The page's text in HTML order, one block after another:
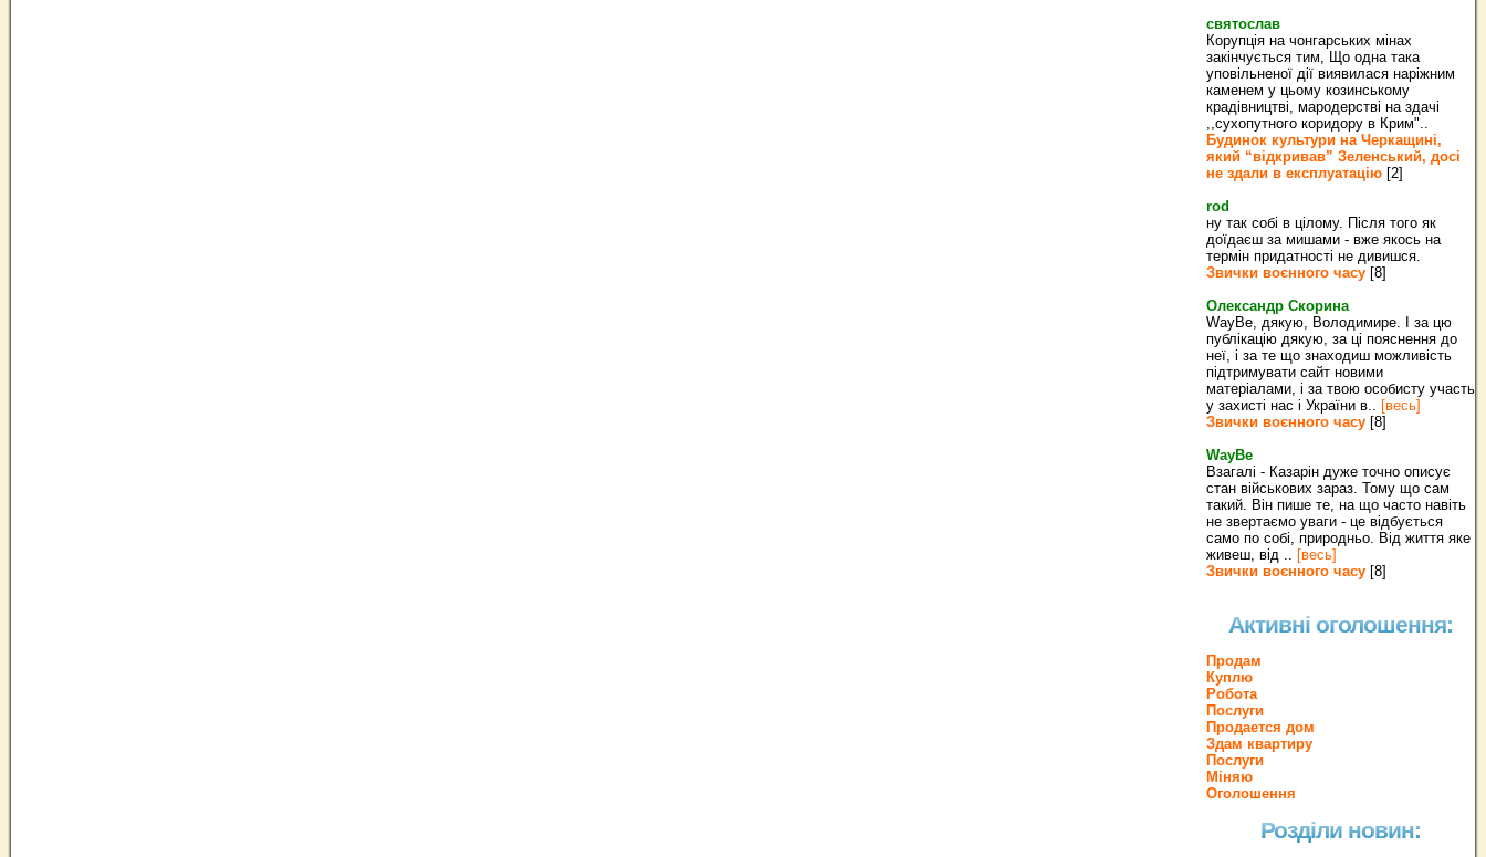
святослав
Корупція на чонгарських мінах
закінчується тим, Що одна така
уповільненої дії виявилася наріжним
каменем у цьому козинському
крадівництві, мародерстві на здачі
,,сухопутного коридору в Крим"..
Будинок культури на Черкащині,
який “відкривав” Зеленський, досі
не здали в експлуатацію [2]
rod
ну так собі в цілому. Після того як
доїдаєш за мишами - вже якось на
термін придатності не дивишся.
Звички воєнного часу [8]
Олександр Скорина
WayBe, дякую, Володимире. І за цю
публікацію дякую, за ці пояснення до
неї, і за те що знаходиш можливість
підтримувати сайт новими
матеріалами, і за твою особисту участь
у захисті нас і України в.. [весь]
Звички воєнного часу [8]
WayBe
Взагалі - Казарін дуже точно описує
стан військових зараз. Тому що сам
такий. Він пише те, на що часто навіть
не звертаємо уваги - це відбується
само по собі, природньо. Від життя яке
живеш, від .. [весь]
Звички воєнного часу [8]
Активні оголошення:
Продам
Куплю
Робота
Послуги
Продается дом
Здам квартиру
Послуги
Міняю
Оголошення
Розділи новин: